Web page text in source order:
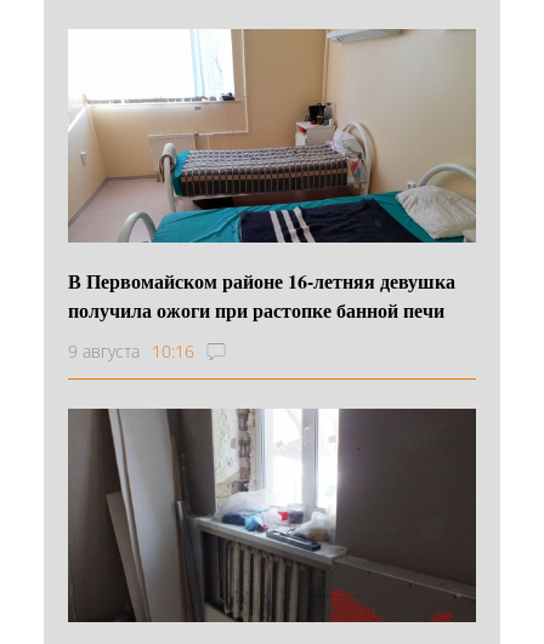
В Первомайском районе 16‑летняя девушка
получила ожоги при растопке банной печи
9 августа 10:16